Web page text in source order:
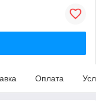
Оплата